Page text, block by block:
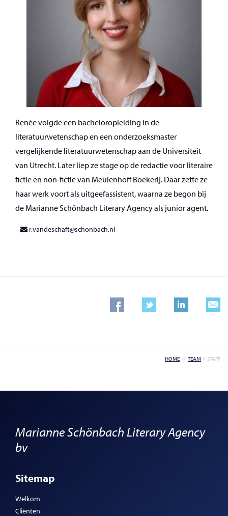
Renée volgde een bacheloropleiding in de
literatuurwetenschap en een onderzoeksmaster
vergelijkende literatuurwetenschap aan de Universiteit
van Utrecht. Later liep ze stage op de redactie voor literaire
fictie en non-fictie van Meulenhoff Boekerij. Daar zette ze
haar werk voort als uitgeefassistent, waarna ze begon bij
de Marianne Schönbach Literary Agency als junior agent.
r.vandeschaft@schonbach.nl
HOME TEAM STAFF
Marianne Schönbach Literary Agency
bv
Sitemap
Welkom
Cliënten